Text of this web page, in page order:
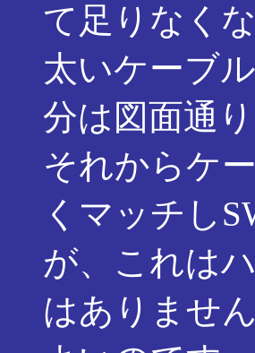
て足りなく
太いケーブ
分は図面通
それからケ
くマッチし
が、これは
はありませ